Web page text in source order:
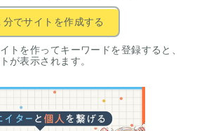
分でサイトを作成する
トを作ってキーワードを登録すると、
が表示されます。